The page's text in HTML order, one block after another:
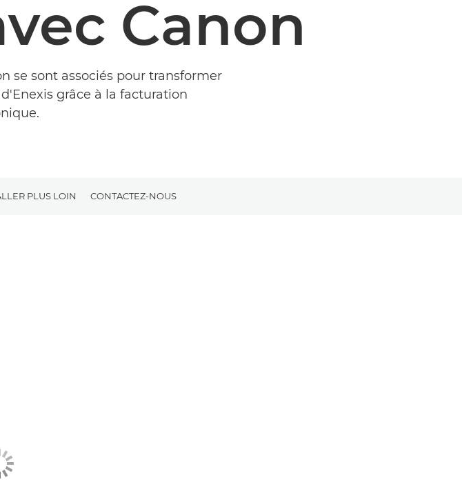
Canon
se sont associés pour transformer
grâce à la facturation
PLUS LOIN CONTACTEZ-NOUS